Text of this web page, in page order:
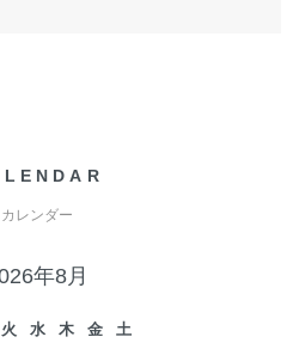
カレンダー
年8月
火 水 木 金
土